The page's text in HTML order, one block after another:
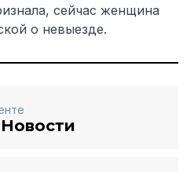
сейчас женщина
о невыезде.